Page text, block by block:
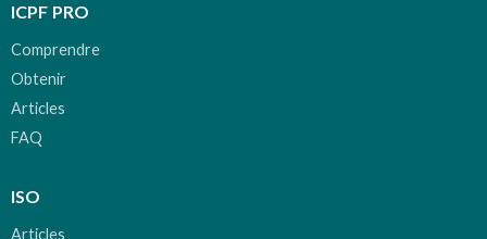
ICPF PRO
Comprendre
Obtenir
Articles
FAQ
ISO
Articles